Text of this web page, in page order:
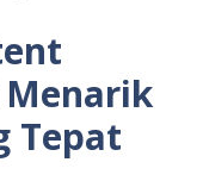
Menarik
Tepat